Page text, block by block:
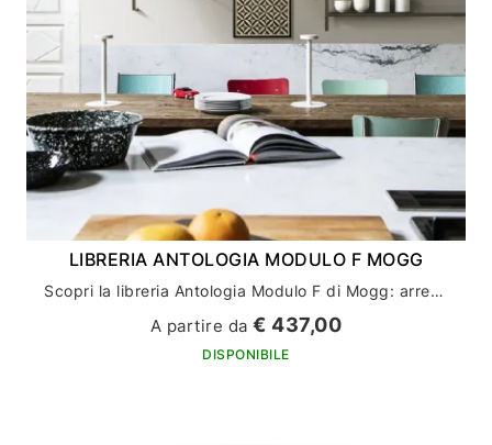
LIBRERIA ANTOLOGIA MODULO F MOGG
Scopri la libreria Antologia Modulo F di Mogg: arreda la tua casa con stile ed eleganza
A partire da€ 437,00
DISPONIBILE